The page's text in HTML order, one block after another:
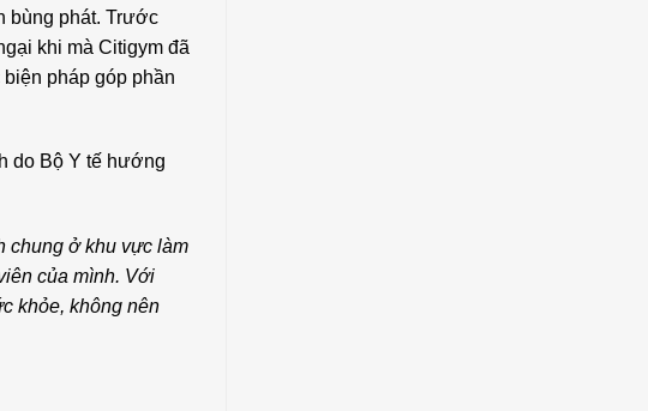
bùng phát. Trước
khi mà Citigym đã
pháp góp phần
do Bộ Y tế hướng
chung ở khu vực làm
của mình. Với
khỏe, không nên